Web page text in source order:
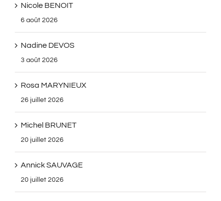
Nicole BENOIT
6 août 2026
Nadine DEVOS
3 août 2026
Rosa MARYNIEUX
26 juillet 2026
Michel BRUNET
20 juillet 2026
Annick SAUVAGE
20 juillet 2026